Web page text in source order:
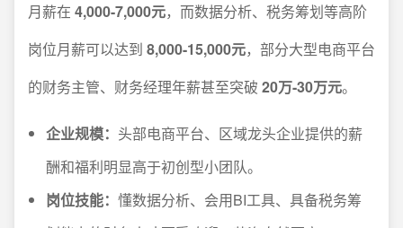
月薪在 4,000-7,000元，而数据分析、税务筹划等高阶
岗位月薪可以达到 8,000-15,000元，部分大型电商平台
的财务主管、财务经理年薪甚至突破 20万-30万元。
企业规模： 头部电商平台、区域龙头企业提供的薪
酬和福利明显高于初创型小团队。
岗位技能： 懂数据分析、会用BI工具、具备税务筹